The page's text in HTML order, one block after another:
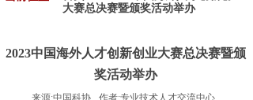
大赛总决赛暨颁奖活动举办
2023中国海外人才创新创业大赛总决赛暨颁
奖活动举办
来源:中国科协 作者:专业技术人才交流中心